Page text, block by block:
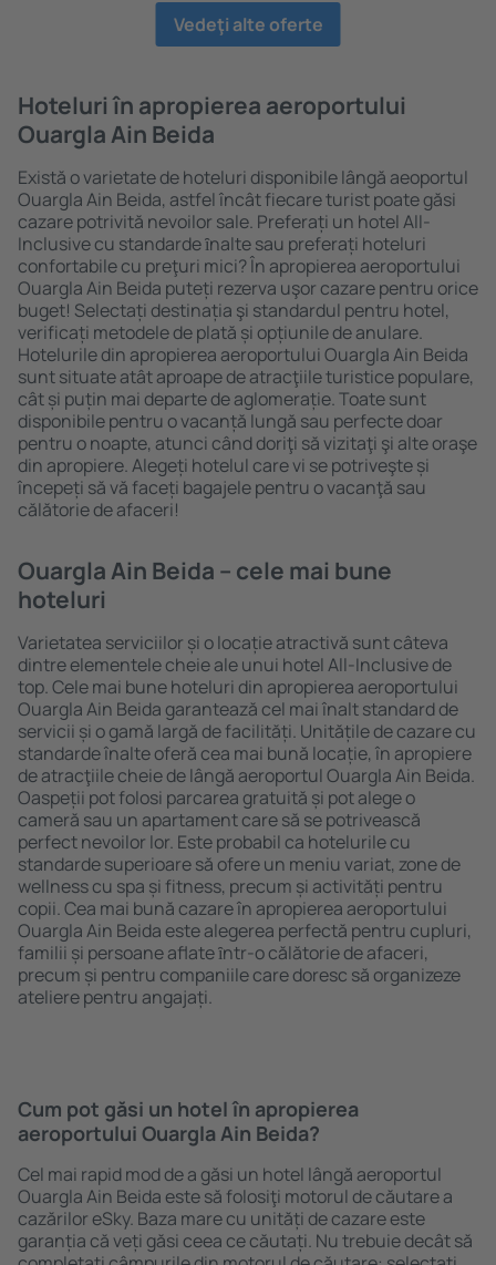
Vedeţi alte oferte
Hoteluri în apropierea aeroportului
Ouargla Ain Beida
Există o varietate de hoteluri disponibile lângă aeoportul
Ouargla Ain Beida, astfel încât fiecare turist poate găsi
cazare potrivită nevoilor sale. Preferați un hotel All-
Inclusive cu standarde ȋnalte sau preferați hoteluri
confortabile cu preţuri mici? În apropierea aeroportului
Ouargla Ain Beida puteți rezerva uşor cazare pentru orice
buget! Selectați destinația şi standardul pentru hotel,
verificați metodele de plată și opțiunile de anulare.
Hotelurile din apropierea aeroportului Ouargla Ain Beida
sunt situate atât aproape de atracţiile turistice populare,
cât și puțin mai departe de aglomerație. Toate sunt
disponibile pentru o vacanță lungă sau perfecte doar
pentru o noapte, atunci când doriţi să vizitaţi şi alte oraşe
din apropiere. Alegeți hotelul care vi se potriveşte și
începeți să vă faceți bagajele pentru o vacanţă sau
călătorie de afaceri!
Ouargla Ain Beida – cele mai bune
hoteluri
Varietatea serviciilor și o locație atractivă sunt câteva
dintre elementele cheie ale unui hotel All-Inclusive de
top. Cele mai bune hoteluri din apropierea aeroportului
Ouargla Ain Beida garantează cel mai înalt standard de
servicii și o gamă largă de facilități. Unitățile de cazare cu
standarde înalte oferă cea mai bună locație, în apropiere
de atracţiile cheie de lângă aeroportul Ouargla Ain Beida.
Oaspeții pot folosi parcarea gratuită și pot alege o
cameră sau un apartament care să se potrivească
perfect nevoilor lor. Este probabil ca hotelurile cu
standarde superioare să ofere un meniu variat, zone de
wellness cu spa și fitness, precum și activități pentru
copii. Cea mai bună cazare în apropierea aeroportului
Ouargla Ain Beida este alegerea perfectă pentru cupluri,
familii și persoane aflate ȋntr-o călătorie de afaceri,
precum și pentru companiile care doresc să organizeze
ateliere pentru angajați.
Cum pot găsi un hotel în apropierea
aeroportului Ouargla Ain Beida?
Cel mai rapid mod de a găsi un hotel lângă aeroportul
Ouargla Ain Beida este să folosiţi motorul de căutare a
cazărilor eSky. Baza mare cu unități de cazare este
garanția că veți găsi ceea ce căutați. Nu trebuie decât să